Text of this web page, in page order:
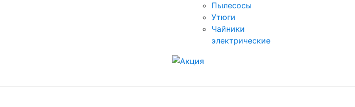
Пылесосы
Утюги
Чайники
электрические